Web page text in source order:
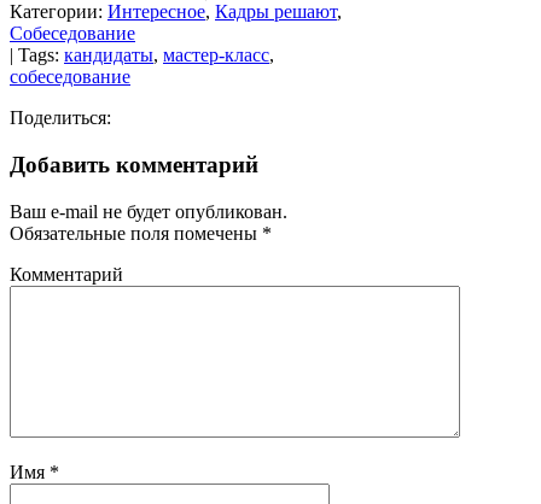
Категории: Интересное, Кадры решают,
Собеседование
| Tags: кандидаты, мастер-класс,
собеседование
Поделиться:
Добавить комментарий
Ваш e-mail не будет опубликован.
Обязательные поля помечены *
Комментарий
Имя *